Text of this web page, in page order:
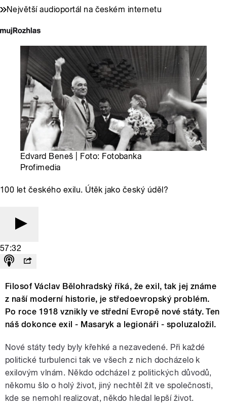
Největší audioportál na českém internetu
Edvard Beneš | Foto: Fotobanka
Profimedia
100 let českého exilu. Útěk jako český úděl?
57:32
Filosof Václav Bělohradský říká, že exil, tak jej známe
z naší moderní historie, je středoevropský problém.
Po roce 1918 vznikly ve střední Evropě nové státy. Ten
náš dokonce exil - Masaryk a legionáři - spoluzaložil.
Nové státy tedy byly křehké a nezavedené. Při každé
politické turbulenci tak ve všech z nich docházelo k
exilovým vlnám. Někdo odcházel z politických důvodů,
někomu šlo o holý život, jiný nechtěl žít ve společnosti,
kde se nemohl realizovat, někdo hledal lepší život.